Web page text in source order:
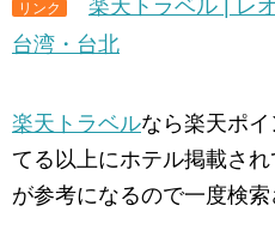
リンク
楽天トラベル | レ
台湾・台北
楽天トラベルなら楽天ポ
てる以上にホテル掲載さ
が参考になるので一度検索